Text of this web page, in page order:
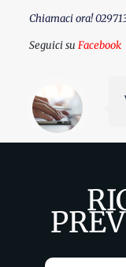
Chiamaci ora!
Seguici su Facebook